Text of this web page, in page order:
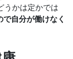
うかは定かでは
自分が働けなく